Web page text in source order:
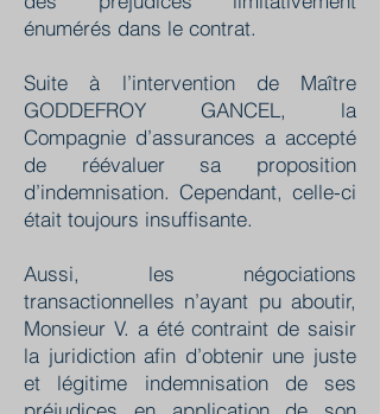
énumérés dans le contrat.
Suite à l’intervention de Maître
GODDEFROY GANCEL, la
Compagnie d’assurances a accepté
de réévaluer sa proposition
d’indemnisation. Cependant, celle-ci
était toujours insuffisante.
Aussi, les négociations
transactionnelles n’ayant pu aboutir,
Monsieur V. a été contraint de saisir
la juridiction afin d’obtenir une juste
et légitime indemnisation de ses